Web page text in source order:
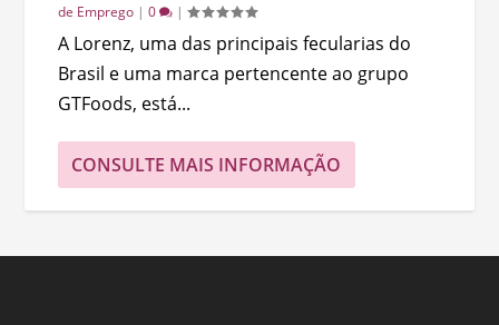
de Emprego |0 |
A Lorenz, uma das principais fecularias do
Brasil e uma marca pertencente ao grupo
GTFoods, está...
CONSULTE MAIS INFORMAÇÃO